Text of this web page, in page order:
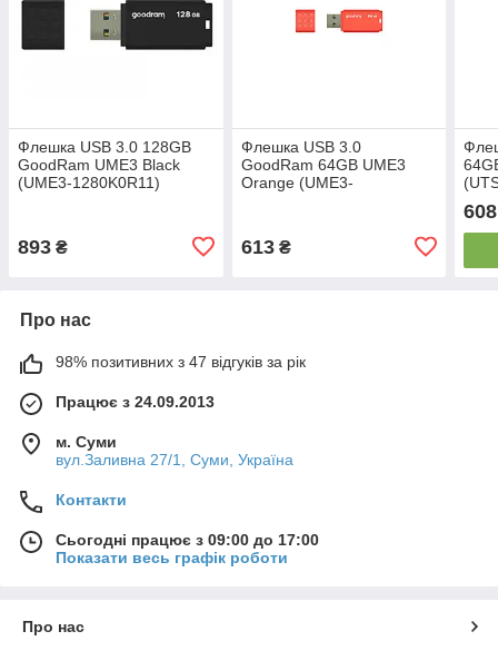
Флешка USB 3.0 128GB
GoodRam UME3 Black
(UME3-1280K0R11)
893 ₴
Флешка USB 3.0
GoodRam 64GB UME3
Orange (UME3-
613₴
608
Про нас
98% позитивних з 47 відгуків за рік
Працює з 24.09.2013
м. Суми
вул.Заливна 27/1, Суми, Україна
Контакти
Сьогодні працює з 09:00 до 17:00
Показати весь графік роботи
Про нас